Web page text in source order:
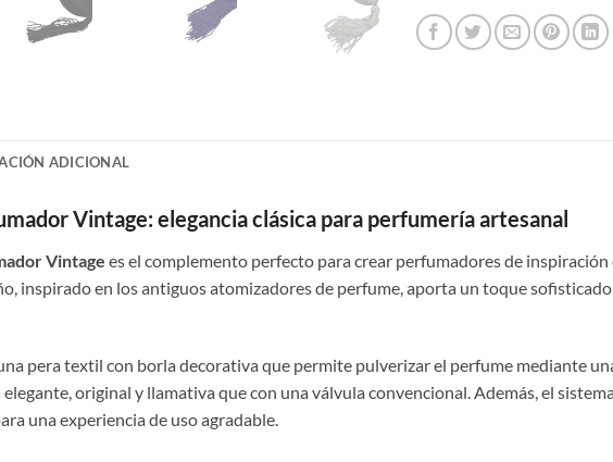
ADICIONAL
Vintage: elegancia clásica para perfumería artesanal
Vintage es el complemento perfecto para crear perfumadores de
inspirado en los antiguos atomizadores de perfume, aporta un toque
pera textil con borla decorativa que permite pulverizar el perfume mediante
elegante, original y llamativa que con una válvula convencional. Además, el
una experiencia de uso agradable.